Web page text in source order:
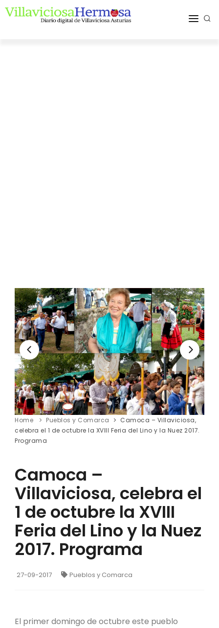
Home Pueblos y Comarca
Camoca – Villaviciosa,
celebra el 1 de octubre la XVIII Feria del Lino y la Nuez 2017.
Programa
Camoca –
Villaviciosa, celebra el
1 de octubre la XVIII
Feria del Lino y la Nuez
2017. Programa
27-09-2017 Pueblos y Comarca
El primer domingo de octubre este pueblo